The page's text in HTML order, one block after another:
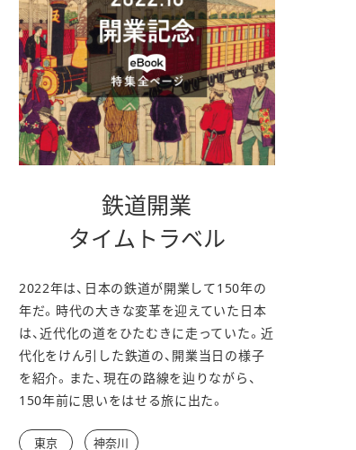
鉄道開業
タイムトラベル別
ィ
ン
ド
2022年は、日本の鉄道が開業して150年の
年だ。時代の大きな変革を迎えていた日本
は、近代化の道をひたむきに走っていた。近
代化をけん引した鉄道の、開業当日の様子
を紹介。また、現在の路線を辿りながら、
150年前に思いをはせる旅に出た。
東京 神奈川